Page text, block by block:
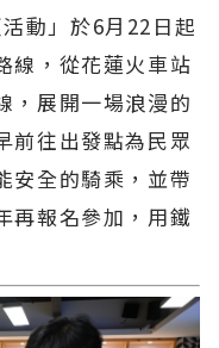
動」於6月22日起
線，從花蓮火車站
，展開一場浪漫的
前往出發點為民眾
安全的騎乘，並帶
再報名參加，用鐵